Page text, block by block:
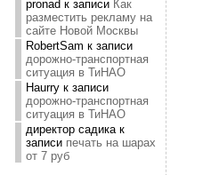
pronad к записи Как
разместить рекламу на
сайте Новой Москвы
RobertSam к записи
дорожно-транспортная
ситуация в ТиНАО
Haurryк записи
дорожно-транспортная
ситуация в ТиНАО
директор садикак
записи печать на шарах
от 7 руб